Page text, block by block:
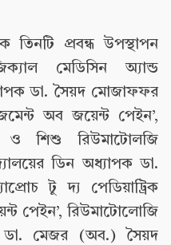
তিনটি প্রবন্ধ উপস্থাপন
মেডিসিন অ্যান্ড
ডা. সৈয়দ মোজাফফর
অব জয়েন্ট পেইন’,
ও শিশু রিউমাটোলজি
ডিন অধ্যাপক ডা.
টু দ্য পেডিয়াট্রিক
পেইন’, রিউমাটোলোজি
ডা. মেজর (অব.) সৈয়দ